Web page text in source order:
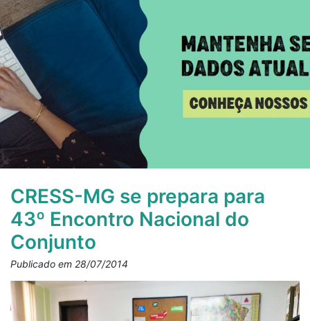
CRESS-MG se prepara para
43º Encontro Nacional do
Conjunto
Publicado em 28/07/2014